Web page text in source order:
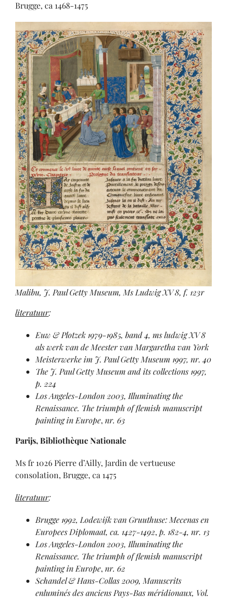
Brugge, ca 1468-1475
Malibu, J. Paul Getty Museum, Ms Ludwig XV 8, f. 123r
literatuur:
Euw & Plotzek 1979-1985, band 4, ms ludwig XV 8
als werk van de Meester van Margaretha van York
Meisterwerke im J. Paul Getty Museum 1997, nr. 40
The J. Paul Getty Museum and its collections 1997,
p. 224
Los Angeles-London 2003, Illuminating the
Renaissance. The triumph of flemish manuscript
painting in Europe,nr. 63
Parijs, Bibliothèque Nationale
Ms fr 1026 Pierre d’Ailly, Jardin de vertueuse
consolation, Brugge, ca 1475
literatuur:
Brugge 1992, Lodewijk van Gruuthuse: Mecenas en
Europees Diplomaat, ca. 1427-1492,p. 182-4, nr. 13
Los Angeles-London 2003, Illuminating the
Renaissance. The triumph of flemish manuscript
painting in Europe,nr. 62
Schandel & Hans-Collas 2009, Manuscrits
enluminés des anciens Pays-Bas méridionaux, Vol.